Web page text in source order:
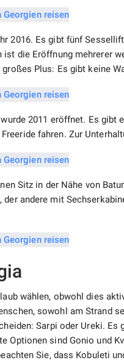
2016. Es gibt fünf
ist die Eröffnung mehrerer
Plus: Es gibt keine
2011 eröffnet. Es gibt
fahren. Zur
Sitz in der Nähe von
andere mit
wählen, obwohl dies
sowohl am Strand
Sarpi oder Ureki. Es
Optionen sind Gonio und
Sie, dass Kobuleti